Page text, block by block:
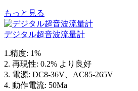
もっと見る
デジタル超音波流量計
1.精度: 1%
2. 再現性: 0.2% より良好
3. 電源: DC8-36V、AC85-265V
4. 動作電流: 50Ma